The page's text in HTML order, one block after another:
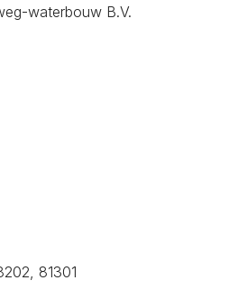
waterbouw B.V.
81301